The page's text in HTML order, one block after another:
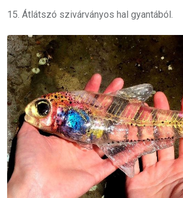
15. Átlátszó szivárványos hal gyantából.